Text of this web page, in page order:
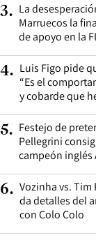
3. La
Marruecos la
de apoyo en la
4. Luis Figo pide
“Es el
y cobarde que
5. Festejo de
Pellegrini
campeón inglés
6. Vozinha vs.
da detalles del
con Colo Colo